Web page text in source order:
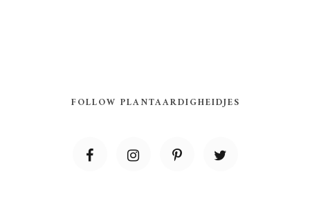
FOLLOW PLANTAARDIGHEIDJES